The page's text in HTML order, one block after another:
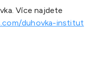
Více najdete
duhovka-institut